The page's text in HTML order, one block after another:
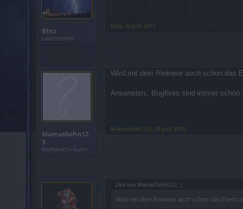
Blitz
Laufenlerner
Blitz, 29 Juni 2015
MamasSohn12
3
Nachwuchs-Autor
Wird mit dem Release auch schon das
Ansonsten.. Bugfixes sind immer schön
MamasSohn123, 29 Juni 2015
Zitat von MamasSohn123: ↑
Wird mit dem Release auch schon das Event